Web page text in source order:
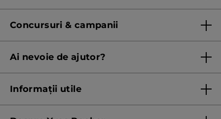
Concursuri & campanii
Listă prețuri standard
Ai nevoie de ajutor?
Informații utile